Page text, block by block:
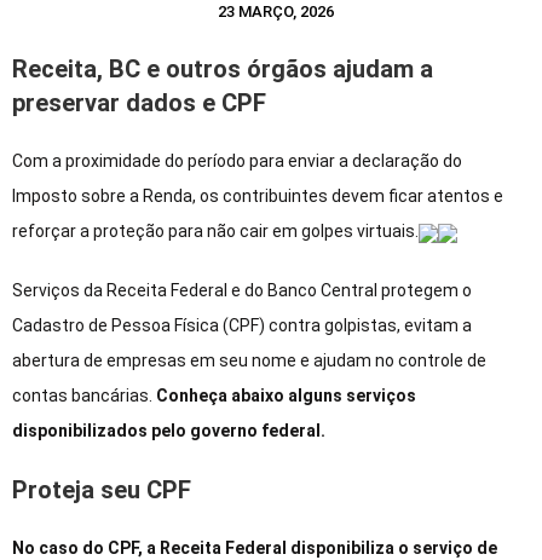
23 MARÇO, 2026
Receita, BC e outros órgãos ajudam a
preservar dados e CPF
Com a proximidade do período para enviar a declaração do
Imposto sobre a Renda, os contribuintes devem ficar atentos e
reforçar a proteção para não cair em golpes virtuais.
Serviços da Receita Federal e do Banco Central protegem o
Cadastro de Pessoa Física (CPF) contra golpistas, evitam a
abertura de empresas em seu nome e ajudam no controle de
contas bancárias. Conheça abaixo alguns serviços
disponibilizados pelo governo federal.
Proteja seu CPF
No caso do CPF, a Receita Federal disponibiliza o serviço de